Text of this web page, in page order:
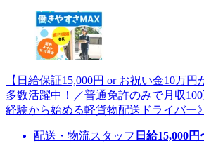
【日給保証15,000円 or お祝い金10万
多数活躍中！／普通免許のみで月収
経験から始める軽貨物配送ドライバー》
配送・物流スタッフ 日給15,000円